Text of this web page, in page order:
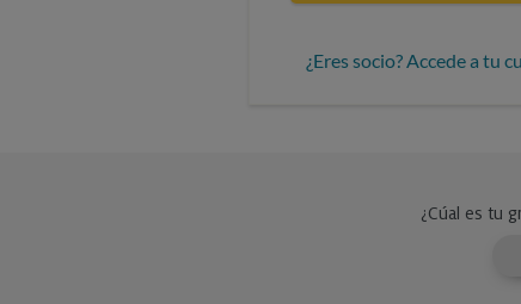
¿Eres socio? Accede a tu